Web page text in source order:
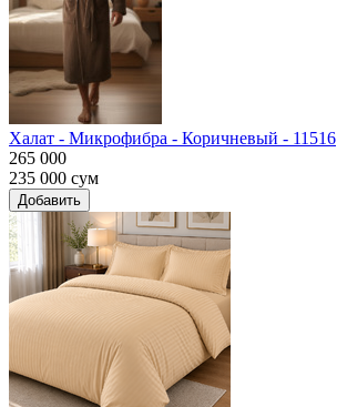
Халат - Микрофибра - Коричневый - 11516
265 000
235 000 сум
Добавить